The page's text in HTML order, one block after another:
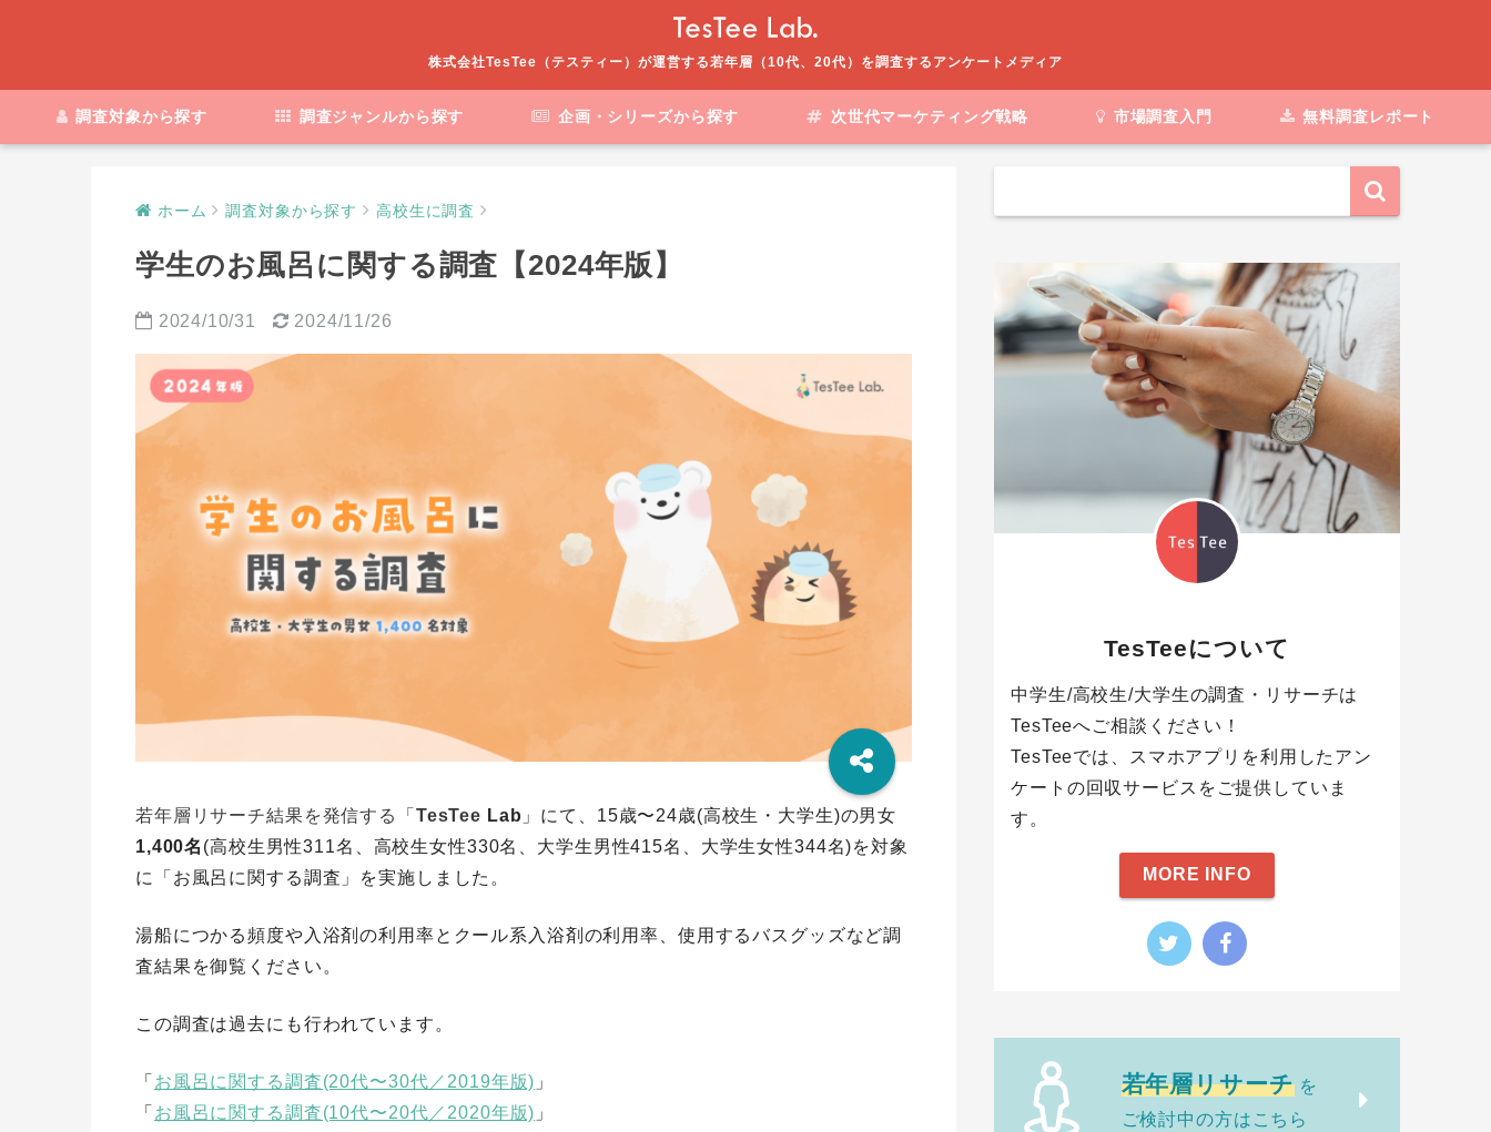
株式会社TesTee（テスティー）が運営する若年層（10代、20代）を調査するアンケートメディア
調査対象から探す 調査ジャンルから探す 企画・シリーズから探す 次世代マーケティング戦略 市場調査入門 無料調査レポート
ホーム 調査対象から探す 高校生に調査
学生のお風呂に関する調査【2024年版】
2024/10/31 2024/11/26
若年層リサーチ結果を発信する「 TesTee Lab 」にて、15歳〜24歳(高校生・大学生)の男女
1,400名 (高校生男性311名、高校生女性330名、大学生男性415名、大学生女性344名)を対象
に「お風呂に関する調査」を実施しました。
湯船につかる頻度や入浴剤の利用率とクール系入浴剤の利用率、使用するバスグッズなど調
査結果を御覧ください。
この調査は過去にも行われています。
「 お風呂に関する調査(20代〜30代／2019年版) 」
「 お風呂に関する調査(10代〜20代／2020年版) 」
TesTeeについて
中学生/高校生/大学生の調査・リサーチは
TesTeeへご相談ください！
TesTeeでは、スマホアプリを利用したアン
ケートの回収サービスをご提供していま
す。
MORE INFO
若年層リサーチ を
ご検討中の方はこちら